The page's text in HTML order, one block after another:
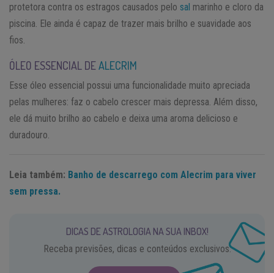
protetora contra os estragos causados pelo sal marinho e cloro da
piscina. Ele ainda é capaz de trazer mais brilho e suavidade aos
fios.
ÓLEO ESSENCIAL DEALECRIM
Esse óleo essencial possui uma funcionalidade muito apreciada
pelas mulheres: faz o cabelo crescer mais depressa. Além disso,
ele dá muito brilho ao cabelo e deixa uma aroma delicioso e
duradouro.
Leia também: Banho de descarrego com Alecrim para viver
sem pressa.
DICAS DE ASTROLOGIA NA SUA INBOX!
Receba previsões, dicas e conteúdos exclusivos.